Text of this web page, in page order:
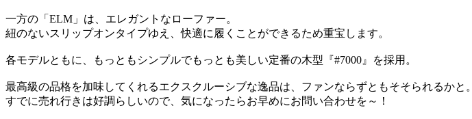
一方の「ELM」は、エレガントなローファー。
紐のないスリップオンタイプゆえ、快適に履くことができるため重宝します。
各モデルともに、もっともシンプルでもっとも美しい定番の木型『#7000』を採用。
最高級の品格を加味してくれるエクスクルーシブな逸品は、ファンならずともそそられるかと。
すでに売れ行きは好調らしいので、気になったらお早めにお問い合わせを～！